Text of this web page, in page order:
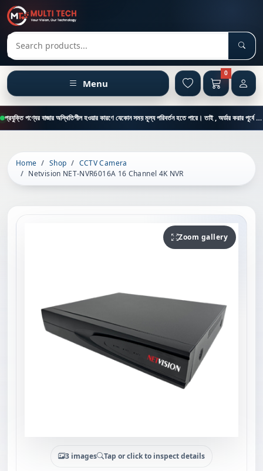
Search products
Menu
0
প্রযুক্তি পণ্যের বাজার অস্থিতিশীল হওয়ার কারণে যেকোন সময় মূল্য পরিবর্তন হতে পারে। তাই , অর্ডার করার পূর্বে কাস্টমার কেয়ার থেকে পন্যের মূল্য , স্টক ও ডেলিভারি সম্পর্কে জানতে এই নাম্বারে ফোন করুন = 01894-683430
Home Shop
CCTV Camera
Netvision NET-NVR6016A 16 Channel 4K NVR
Zoom gallery
3 images Tap or click to inspect details